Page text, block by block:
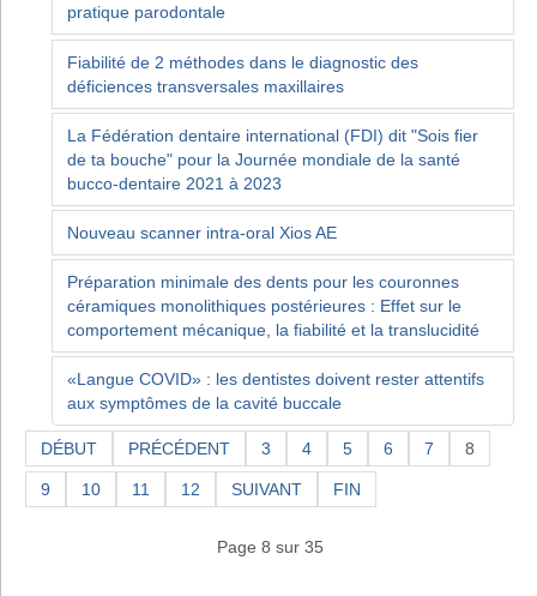
pratique parodontale
Fiabilité de 2 méthodes dans le diagnostic des
déficiences transversales maxillaires
La Fédération dentaire international (FDI) dit "Sois fier
de ta bouche" pour la Journée mondiale de la santé
bucco-dentaire 2021 à 2023
Nouveau scanner intra-oral Xios AE
Préparation minimale des dents pour les couronnes
céramiques monolithiques postérieures : Effet sur le
comportement mécanique, la fiabilité et la translucidité
«Langue COVID» : les dentistes doivent rester attentifs
aux symptômes de la cavité buccale
DÉBUT PRÉCÉDENT 3 4 5 6 7 8
9 10 11 12 SUIVANT FIN
Page 8 sur 35